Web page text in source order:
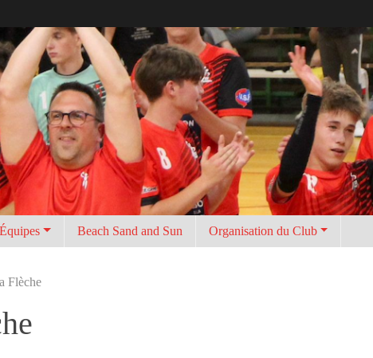
Équipes Beach Sand and Sun Organisation du Club
Flèche